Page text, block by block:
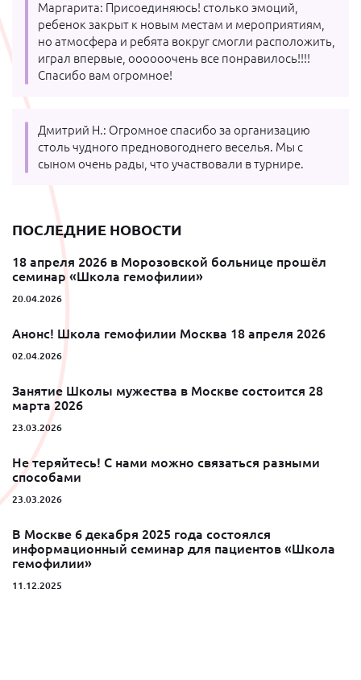
Маргарита: Присоединяюсь! столько эмоций,
ребенок закрыт к новым местам и мероприятиям,
но атмосфера и ребята вокруг смогли расположить,
играл впервые, оооооочень все понравилось!!!!
Спасибо вам огромное!
Дмитрий Н.: Огромное спасибо за организацию
столь чудного предновогоднего веселья. Мы с
сыном очень рады, что участвовали в турнире.
ПОСЛЕДНИЕ НОВОСТИ
18 апреля 2026 в Морозовской больнице прошёл
семинар «Школа гемофилии»
20.04.2026
Анонс! Школа гемофилии Москва 18 апреля 2026
02.04.2026
Занятие Школы мужества в Москве состоится 28
марта 2026
23.03.2026
Не теряйтесь! С нами можно связаться разными
способами
23.03.2026
В Москве 6 декабря 2025 года состоялся
информационный семинар для пациентов «Школа
гемофилии»
11.12.2025